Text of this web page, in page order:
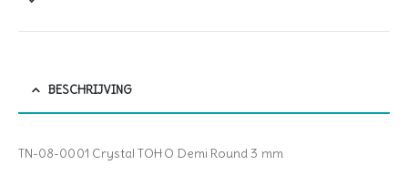
BESCHRIJVING
TN-08-0001 Crystal TOHO Demi Round 3 mm